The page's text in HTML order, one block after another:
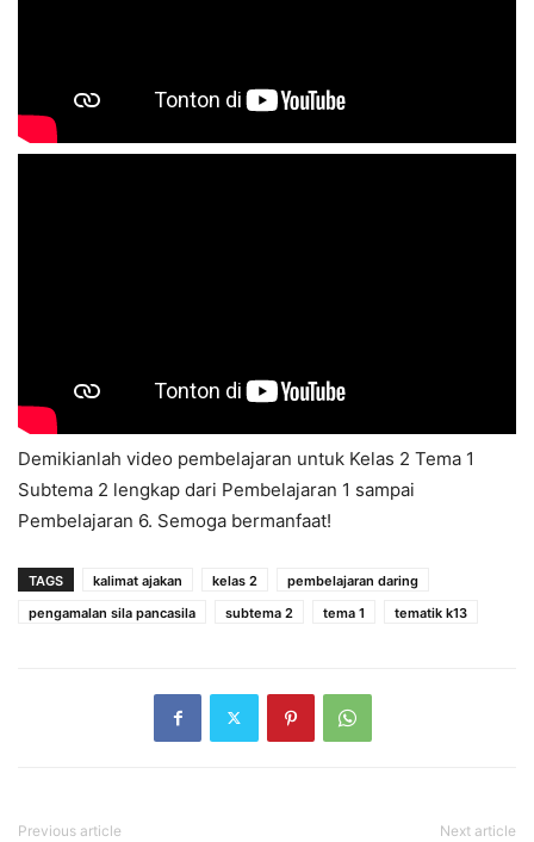
Demikianlah video pembelajaran untuk Kelas 2 Tema 1
Subtema 2 lengkap dari Pembelajaran 1 sampai
Pembelajaran 6. Semoga bermanfaat!
TAGS kalimat ajakan kelas 2
pembelajaran daring
pengamalan sila pancasila
subtema 2 tema 1 tematik k13
Previous article Next article